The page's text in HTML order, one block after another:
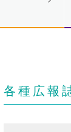
各種広報